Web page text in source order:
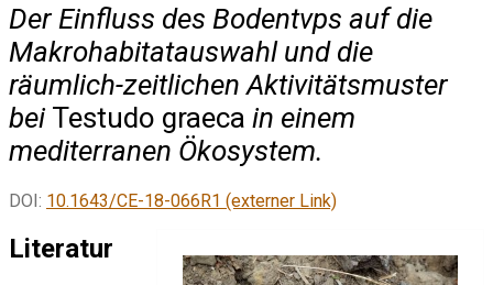
Der Einfluss des Bodentvps auf die
Makrohabitatauswahl und die
räumlich-zeitlichen Aktivitätsmuster
bei Testudo graeca in einem
mediterranen Ökosystem.
DOI: 10.1643/CE-18-066R1 (externer Link)
Literatur